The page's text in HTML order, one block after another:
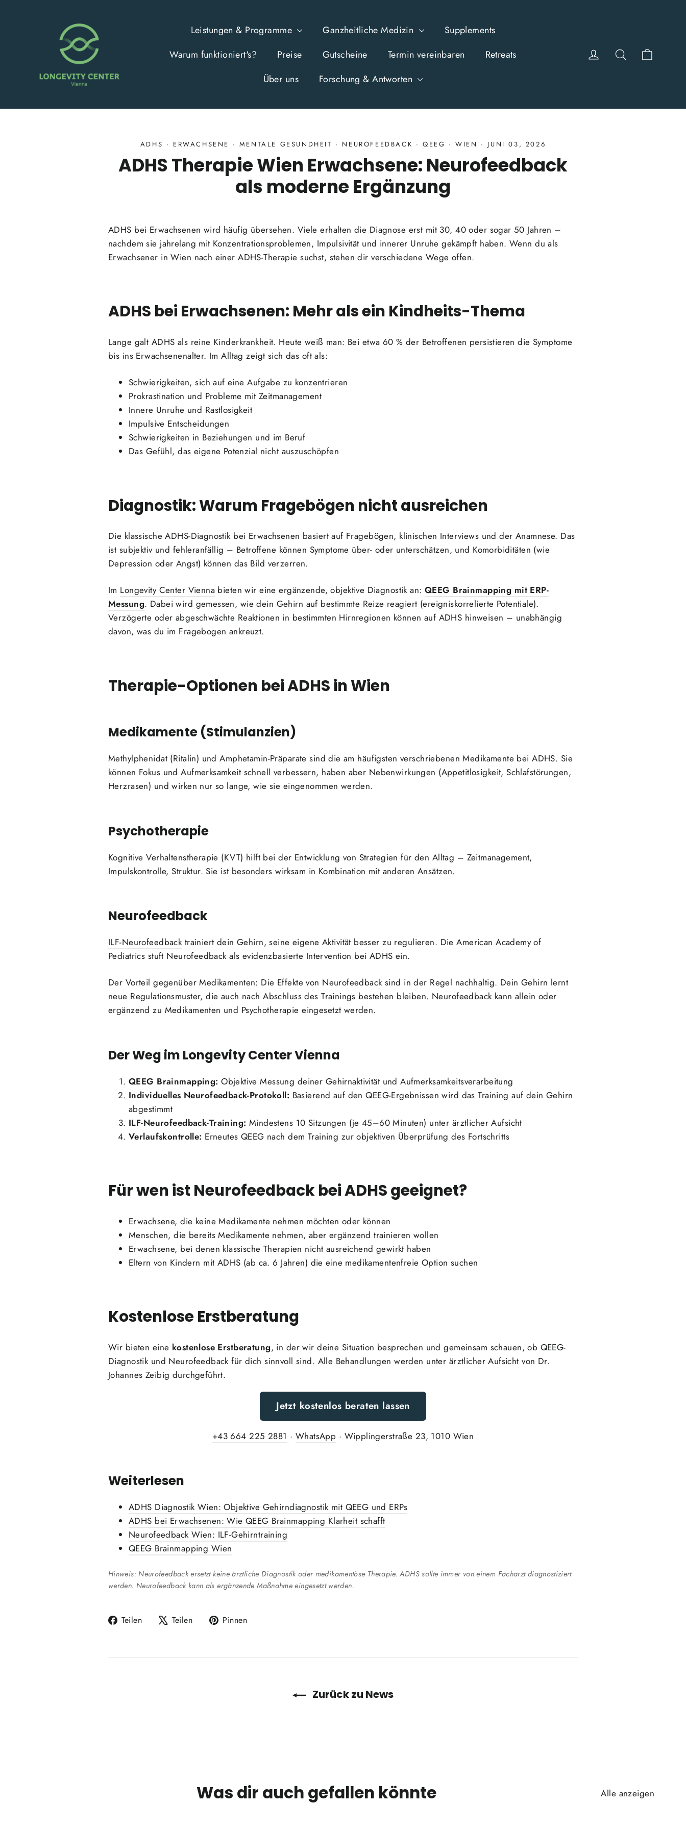
Leistungen & Programme Ganzheitliche Medizin
Supplements
Warum funktioniert's?
Preise Gutscheine Termin vereinbaren
Retreats
Über uns
Forschung & Antworten
EinloggenSuche
ADHS · ERWACHSENE · MENTALE GESUNDHEIT · NEUROFEEDBACK ·QEEG ·WIEN · JUNI 03, 2026
ADHS Therapie Wien Erwachsene: Neurofeedback
als moderne Ergänzung
ADHS bei Erwachsenen wird häufig übersehen. Viele erhalten die Diagnose erst mit 30, 40 oder sogar 50 Jahren –
nachdem sie jahrelang mit Konzentrationsproblemen, Impulsivität und innerer Unruhe gekämpft haben. Wenn du als
Erwachsener in Wien nach einer ADHS-Therapie suchst, stehen dir verschiedene Wege offen.
ADHS bei Erwachsenen: Mehr als ein Kindheits-Thema
Lange galt ADHS als reine Kinderkrankheit. Heute weiß man: Bei etwa 60 % der Betroffenen persistieren die Symptome
bis ins Erwachsenenalter. Im Alltag zeigt sich das oft als:
Schwierigkeiten, sich auf eine Aufgabe zu konzentrieren
Prokrastination und Probleme mit Zeitmanagement
Innere Unruhe und Rastlosigkeit
Impulsive Entscheidungen
Schwierigkeiten in Beziehungen und im Beruf
Das Gefühl, das eigene Potenzial nicht auszuschöpfen
Diagnostik: Warum Fragebögen nicht ausreichen
Die klassische ADHS-Diagnostik bei Erwachsenen basiert auf Fragebögen, klinischen Interviews und der Anamnese. Das
ist subjektiv und fehleranfällig – Betroffene können Symptome über- oder unterschätzen, und Komorbiditäten (wie
Depression oder Angst) können das Bild verzerren.
Im Longevity Center Vienna bieten wir eine ergänzende, objektive Diagnostik an:QEEG Brainmapping mit ERP-
Messung. Dabei wird gemessen, wie dein Gehirn auf bestimmte Reize reagiert (ereigniskorrelierte Potentiale).
Verzögerte oder abgeschwächte Reaktionen in bestimmten Hirnregionen können auf ADHS hinweisen – unabhängig
davon, was du im Fragebogen ankreuzt.
Therapie-Optionen bei ADHS in Wien
Medikamente (Stimulanzien)
Methylphenidat (Ritalin) und Amphetamin-Präparate sind die am häufigsten verschriebenen Medikamente bei ADHS. Sie
können Fokus und Aufmerksamkeit schnell verbessern, haben aber Nebenwirkungen (Appetitlosigkeit, Schlafstörungen,
Herzrasen) und wirken nur so lange, wie sie eingenommen werden.
Psychotherapie
Kognitive Verhaltenstherapie (KVT) hilft bei der Entwicklung von Strategien für den Alltag – Zeitmanagement,
Impulskontrolle, Struktur. Sie ist besonders wirksam in Kombination mit anderen Ansätzen.
Neurofeedback
ILF-Neurofeedbacktrainiert dein Gehirn, seine eigene Aktivität besser zu regulieren. Die American Academy of
Pediatrics stuft Neurofeedback als evidenzbasierte Intervention bei ADHS ein.
Der Vorteil gegenüber Medikamenten: Die Effekte von Neurofeedback sind in der Regel nachhaltig. Dein Gehirn lernt
neue Regulationsmuster, die auch nach Abschluss des Trainings bestehen bleiben. Neurofeedback kann allein oder
ergänzend zu Medikamenten und Psychotherapie eingesetzt werden.
Der Weg im Longevity Center Vienna
QEEG Brainmapping: Objektive Messung deiner Gehirnaktivität und Aufmerksamkeitsverarbeitung
Individuelles Neurofeedback-Protokoll: Basierend auf den QEEG-Ergebnissen wird das Training auf dein Gehirn
abgestimmt
ILF-Neurofeedback-Training: Mindestens 10 Sitzungen (je 45–60 Minuten) unter ärztlicher Aufsicht
Verlaufskontrolle: Erneutes QEEG nach dem Training zur objektiven Überprüfung des Fortschritts
Für wen ist Neurofeedback bei ADHS geeignet?
Erwachsene, die keine Medikamente nehmen möchten oder können
Menschen, die bereits Medikamente nehmen, aber ergänzend trainieren wollen
Erwachsene, bei denen klassische Therapien nicht ausreichend gewirkt haben
Eltern von Kindern mit ADHS (ab ca. 6 Jahren) die eine medikamentenfreie Option suchen
Kostenlose Erstberatung
Wir bieten eine kostenlose Erstberatung, in der wir deine Situation besprechen und gemeinsam schauen, ob QEEG-
Diagnostik und Neurofeedback für dich sinnvoll sind. Alle Behandlungen werden unter ärztlicher Aufsicht von Dr.
Johannes Zeibig durchgeführt.
Jetzt kostenlos beraten lassen
+43 664 225 2881 · WhatsApp · Wipplingerstraße 23, 1010 Wien
Weiterlesen
ADHS Diagnostik Wien: Objektive Gehirndiagnostik mit QEEG und ERPs
ADHS bei Erwachsenen: Wie QEEG Brainmapping Klarheit schafft
Neurofeedback Wien: ILF-Gehirntraining
QEEG Brainmapping Wien
Hinweis: Neurofeedback ersetzt keine ärztliche Diagnostik oder medikamentöse Therapie. ADHS sollte immer von einem Facharzt diagnostiziert
werden. Neurofeedback kann als ergänzende Maßnahme eingesetzt werden.
Teilen
Auf
Teilen
Auf
Pinnen
Zurück zu News
Was dir auch gefallen könnte Alle anzeigen